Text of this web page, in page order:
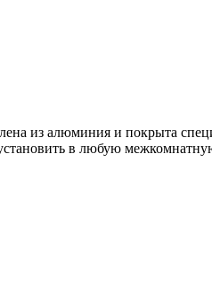
из алюминия и покрыта
в любую